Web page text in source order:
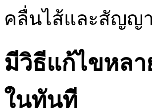
คลื่นไส้และสัญญ
มีวิธีแก้ไขหลา
ในทันที